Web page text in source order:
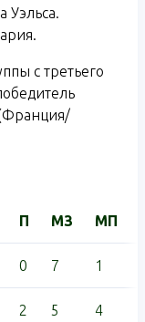
Уэльса.
с третьего
П МЗ МП
0 7 1
2 5 4